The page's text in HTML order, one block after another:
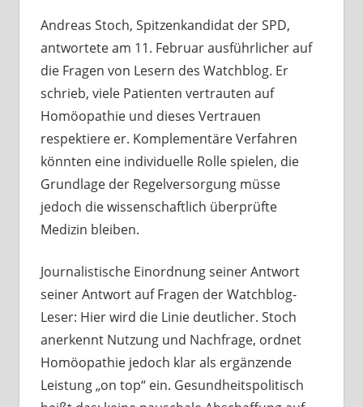
Andreas Stoch, Spitzenkandidat der SPD,
antwortete am 11. Februar ausführlicher auf
die Fragen von Lesern des Watchblog. Er
schrieb, viele Patienten vertrauten auf
Homöopathie und dieses Vertrauen
respektiere er. Komplementäre Verfahren
könnten eine individuelle Rolle spielen, die
Grundlage der Regelversorgung müsse
jedoch die wissenschaftlich überprüfte
Medizin bleiben.
Journalistische Einordnung seiner Antwort
seiner Antwort auf Fragen der Watchblog-
Leser: Hier wird die Linie deutlicher. Stoch
anerkennt Nutzung und Nachfrage, ordnet
Homöopathie jedoch klar als ergänzende
Leistung „on top“ ein. Gesundheitspolitisch